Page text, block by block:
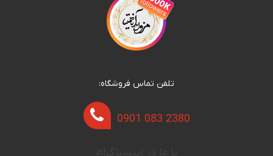
تلفن تماس فروشگاه:
0901 083 2380